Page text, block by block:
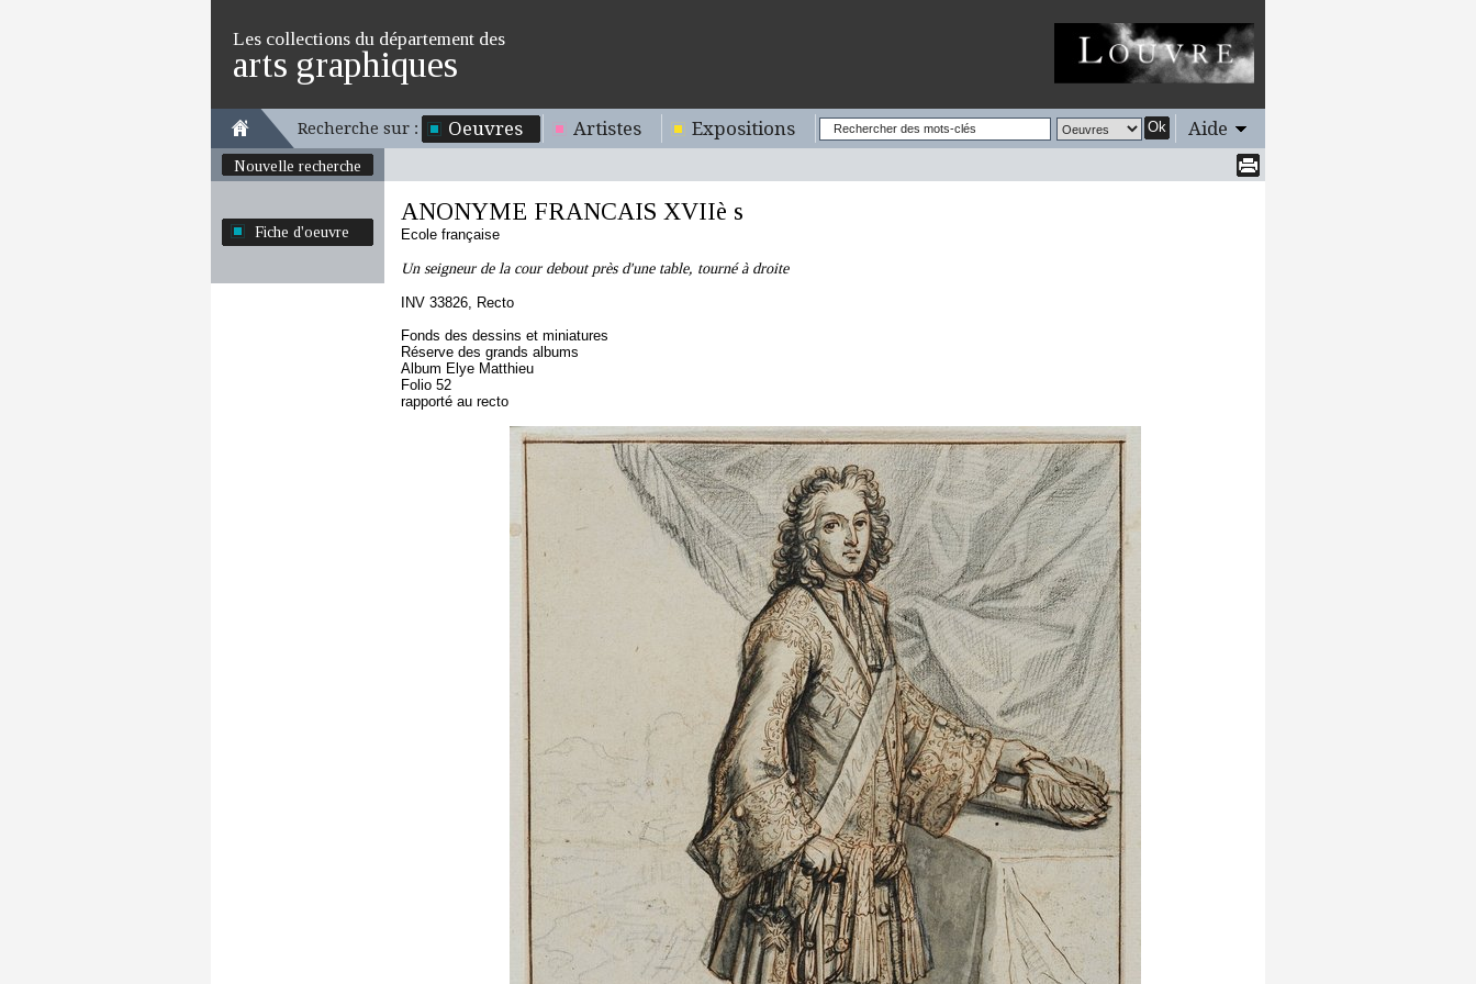
Les collections du département des
arts graphiques
Recherche sur : Oeuvres Artistes Expositions Ok Aide
Nouvelle recherche
Fiche d'oeuvre
ANONYME FRANCAIS XVIIè s
Ecole française
Un seigneur de la cour debout près d'une table, tourné à droite
INV 33826, Recto
Fonds des dessins et miniatures
Réserve des grands albums
Album Elye Matthieu
Folio 52
rapporté au recto